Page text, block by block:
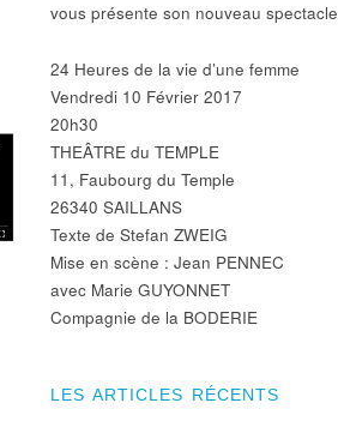
vous présente son nouveau spectacle
24 Heures de la vie d’une femme
Vendredi 10 Février 2017
20h30
THEÂTRE du TEMPLE
11, Faubourg du Temple
26340 SAILLANS
Texte de Stefan ZWEIG
Mise en scène : Jean PENNEC
avec Marie GUYONNET
Compagnie de la BODERIE
LES ARTICLES RÉCENTS